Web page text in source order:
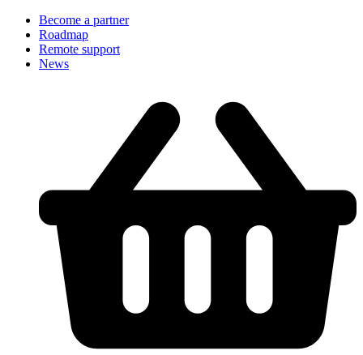
Become a partner
Roadmap
Remote support
News